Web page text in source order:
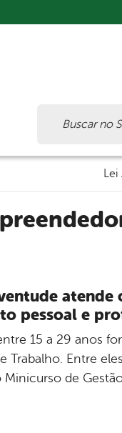
pessoal e
15 a 29 anos
Trabalho. Entre
de